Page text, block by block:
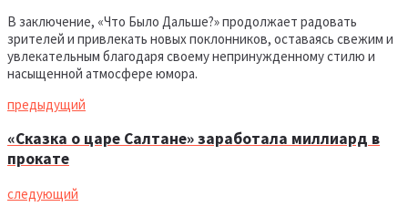
В заключение, «Что Было Дальше?» продолжает радовать
зрителей и привлекать новых поклонников, оставаясь свежим и
увлекательным благодаря своему непринужденному стилю и
насыщенной атмосфере юмора.
предыдущий
«Сказка о царе Салтане» заработала миллиард в
прокате
следующий